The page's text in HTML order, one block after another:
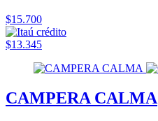
$15.700
$13.345
CAMPERA CALMA